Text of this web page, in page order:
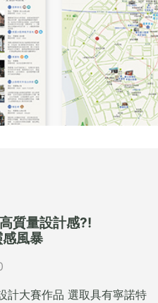
質量設計感?!
風暴
計大賽作品 選取具有寧諾特